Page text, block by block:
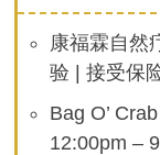
康福霖自然
验 | 接受保
Bag O’
12:00pm –